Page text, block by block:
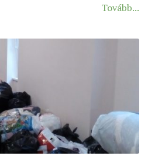
Tovább...